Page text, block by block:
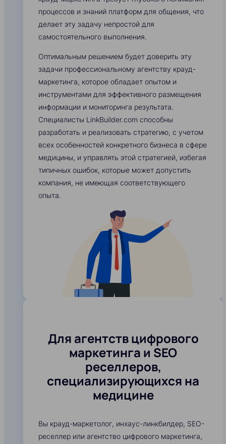
процессов и знаний платформ для общения, что
делает эту задачу непростой для
самостоятельного выполнения.
Оптимальным решением будет доверить эту
задачи профессиональному агентству крауд-
маркетинга, которое обладает опытом и
инструментами для эффективного размещения
информации и мониторинга результата.
Специалисты LinkBuilder.com способны
разработать и реализовать стратегию, с учетом
всех особенностей конкретного бизнеса в сфере
медицины, и управлять этой стратегией, избегая
типичных ошибок, которые может допустить
компания, не имеющая соответствующего
опыта.
Для агентств цифрового
маркетинга и SEO
реселлеров,
специализирующихся на
медицине
Вы крауд-маркетолог, инхаус-линкбилдер, SEO-
реселлер или агентство цифрового маркетинга,